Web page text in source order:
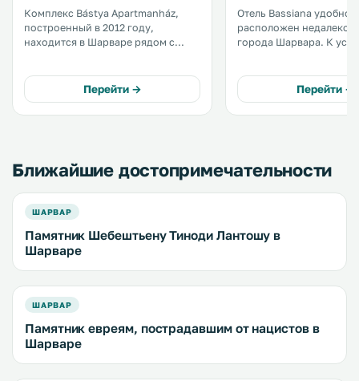
Комплекс Bástya Apartmanház,
построенный в 2012 году,
находится в Шарваре рядом с
апартаментах с кабельным
телевидением. Предоставляется
бесплатная частная парковка. .
Перейти →
Отель Bassiana удобно
расположен недалеко
города Шарвара. К услугам гостей
салон с
саунами, массажным
дорожкой Кнайпа. .
Перейти →
Ближайшие достопримечательности
ШАРВАР
Памятник Шебештьену Тиноди Лантошу в
Шарваре
ШАРВАР
Памятник евреям, пострадавшим от нацистов в
Шарваре